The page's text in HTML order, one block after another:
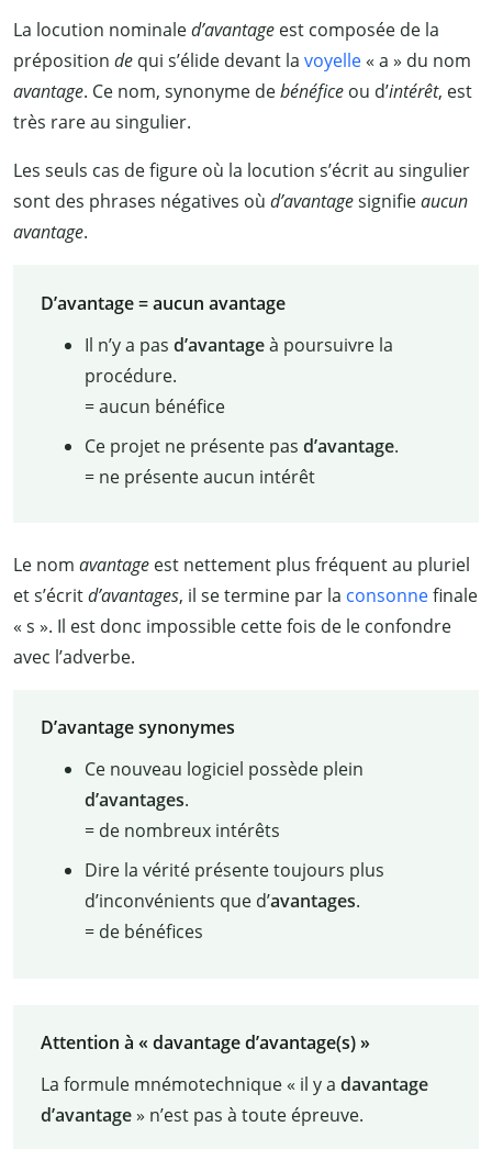
La locution nominaled’avantage est composée de la
préposition de qui s’élide devant la voyelle « a » du nom
avantage. Ce nom, synonyme debénéfice ou d’intérêt, est
très rare au singulier.
Les seuls cas de figure où la locution s’écrit au singulier
sont des phrases négatives où d’avantagesignifieaucun
avantage.
D’avantage = aucun avantage
Il n’y a pas d’avantageà poursuivre la
procédure.
= aucun bénéfice
Ce projet ne présente pas d’avantage.
= ne présente aucun intérêt
Le nom avantage est nettement plus fréquent au pluriel
et s’écritd’avantages, il se termine par la consonnefinale
« s ». Il est donc impossible cette fois de le confondre
avec l’adverbe.
D’avantage synonymes
Ce nouveau logiciel possède plein
d’avantages.
= de nombreux intérêts
Dire la vérité présente toujours plus
d’inconvénients que d’avantages.
= de bénéfices
Attention à « davantage d’avantage(s) »
La formule mnémotechnique « il y a davantage
d’avantage» n’est pas à toute épreuve.